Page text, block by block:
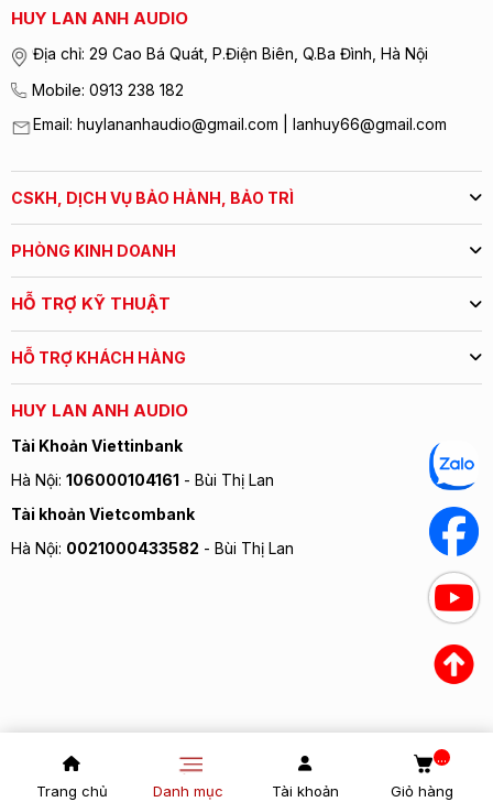
HUY LAN ANH AUDIO
Địa chỉ: 29 Cao Bá Quát, P.Điện Biên, Q.Ba Đình, Hà Nội
Mobile: 0913 238 182
Email: huylananhaudio@gmail.com | lanhuy66@gmail.com
CSKH, DỊCH VỤ BẢO HÀNH, BẢO TRÌ
PHÒNG KINH DOANH
HỖ TRỢ KỸ THUẬT
HỖ TRỢ KHÁCH HÀNG
HUY LAN ANH AUDIO
Tài Khoản Viettinbank
Hà Nội: 106000104161 - Bùi Thị Lan
Tài khoản Vietcombank
Hà Nội: 0021000433582 - Bùi Thị Lan
Trang chủ Danh mục Tài khoản Giỏ hàng
...